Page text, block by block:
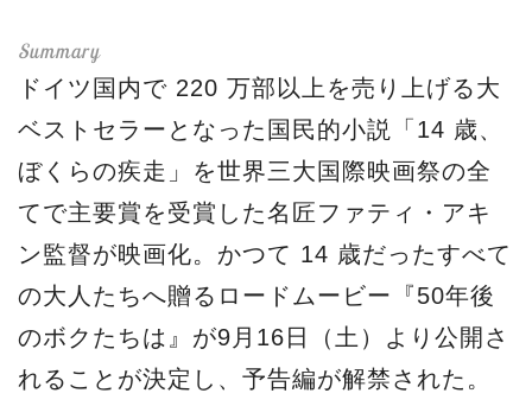
ドイツ国内で 220 万部以上を売り上げる大
ベストセラーとなった国民的小説「14 歳、
ぼくらの疾走」を世界三大国際映画祭の全
てで主要賞を受賞した名匠ファティ・アキ
ン監督が映画化。かつて 14 歳だったすべて
の大人たちへ贈るロードムービー『50年後
のボクたちは』が9月16日（土）より公開さ
れることが決定し、予告編が解禁された。